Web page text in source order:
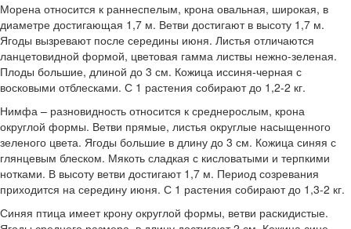
Морена относится к раннеспелым, крона овальная, широкая, в
диаметре достигающая 1,7 м. Ветви достигают в высоту 1,7 м.
Ягоды вызревают после середины июня. Листья отличаются
ланцетовидной формой, цветовая гамма листвы нежно-зеленая.
Плоды большие, длиной до 3 см. Кожица иссиня-черная с
восковыми отблесками. С 1 растения собирают до 1,2-2 кг.
Нимфа – разновидность относится к среднерослым, крона
округлой формы. Ветви прямые, листья округлые насыщенного
зеленого цвета. Ягоды большие в длину до 3 см. Кожица синяя с
глянцевым блеском. Мякоть сладкая с кисловатыми и терпкими
нотками. В высоту ветви достигают 1,7 м. Период созревания
приходится на середину июня. С 1 растения собирают до 1,3-2 кг.
Синяя птица имеет крону округлой формы, ветви раскидистые.